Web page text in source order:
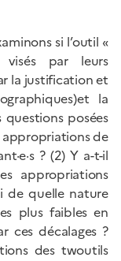
si l’outil «
par leurs
la justification et
la
questions posées
appropriations de
? (2) Y a-t-il
appropriations
de quelle nature
plus faibles en
ces décalages ?
des twoutils